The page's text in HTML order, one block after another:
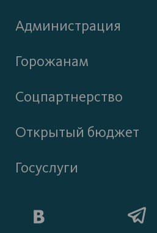
Администрация
Горожанам
Соцпартнерство
Открытый бюджет
Госуслуги